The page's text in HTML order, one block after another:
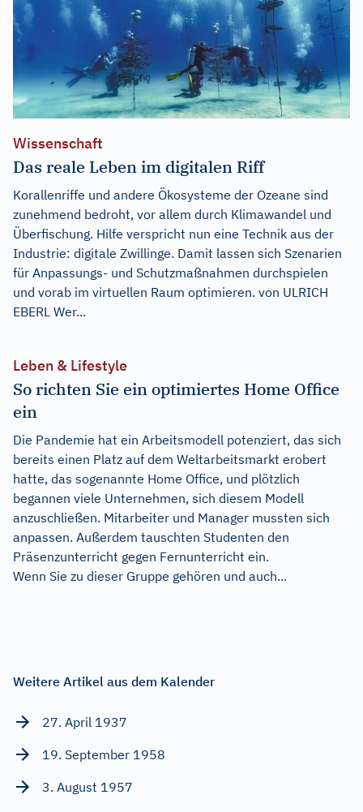
Wissenschaft
Das reale Leben im digitalen Riff
Korallenriffe und andere Ökosysteme der Ozeane sind
zunehmend bedroht, vor allem durch Klimawandel und
Überfischung. Hilfe verspricht nun eine Technik aus der
Industrie: digitale Zwillinge. Damit lassen sich Szenarien
für Anpassungs- und Schutzmaßnahmen durchspielen
und vorab im virtuellen Raum optimieren. von ULRICH
EBERL Wer...
Leben & Lifestyle
So richten Sie ein optimiertes Home Office
ein
Die Pandemie hat ein Arbeitsmodell potenziert, das sich
bereits einen Platz auf dem Weltarbeitsmarkt erobert
hatte, das sogenannte Home Office, und plötzlich
begannen viele Unternehmen, sich diesem Modell
anzuschließen. Mitarbeiter und Manager mussten sich
anpassen. Außerdem tauschten Studenten den
Präsenzunterricht gegen Fernunterricht ein.
Wenn Sie zu dieser Gruppe gehören und auch...
Weitere Artikel aus dem Kalender
27. April 1937
19. September 1958
3. August 1957